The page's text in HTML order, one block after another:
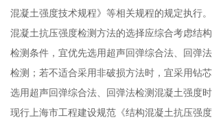
混凝土强度技术规程》等相关规程的规定执行。
混凝土抗压强度检测方法的选择应综合考虑结
检测条件，宜优先选用超声回弹综合法、回弹
检测；若不适合采用非破损方法时，宜采用钻芯
选用超声回弹综合法、回弹法检测混凝土强度
现行上海市工程建设规范《结构混凝土抗压强